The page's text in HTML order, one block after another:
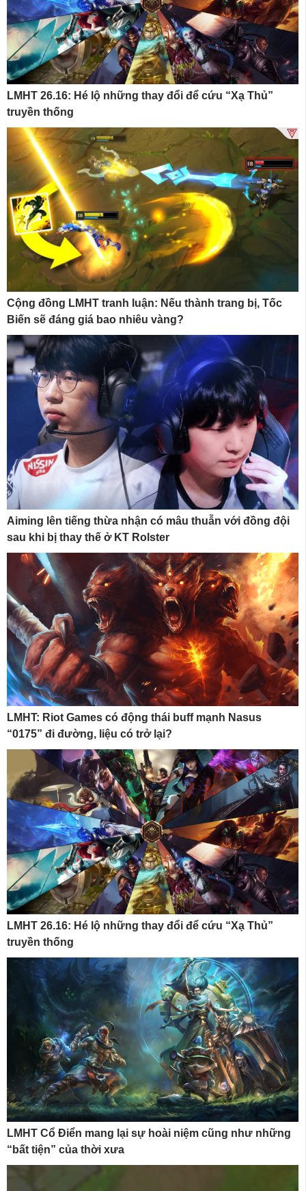
LMHT 26.16: Hé lộ những thay đổi để cứu “Xạ Thủ”
truyền thống
Cộng đồng LMHT tranh luận: Nếu thành trang bị, Tốc
Biến sẽ đáng giá bao nhiêu vàng?
Aiming lên tiếng thừa nhận có mâu thuẫn với đồng đội
sau khi bị thay thế ở KT Rolster
LMHT: Riot Games có động thái buff mạnh Nasus
“0175” đi đường, liệu có trở lại?
LMHT 26.16: Hé lộ những thay đổi để cứu “Xạ Thủ”
truyền thống
LMHT Cổ Điển mang lại sự hoài niệm cũng như những
“bất tiện” của thời xưa